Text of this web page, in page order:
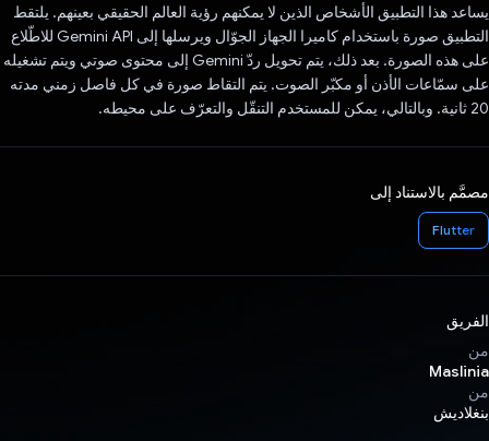
يساعد هذا التطبيق الأشخاص الذين لا يمكنهم رؤية العالم الحقيقي بعينهم. يلتقط
التطبيق صورة باستخدام كاميرا الجهاز الجوّال ويرسلها إلى Gemini API للاطّلاع
على هذه الصورة. بعد ذلك، يتم تحويل ردّ Gemini إلى محتوى صوتي ويتم تشغيله
على سمّاعات الأذن أو مكبّر الصوت. يتم التقاط صورة في كل فاصل زمني مدته
20 ثانية. وبالتالي، يمكن للمستخدم التنقّل والتعرّف على محيطه.
مصمَّم بالاستناد إلى
Flutter
الفريق
من
Maslinia
من
بنغلاديش